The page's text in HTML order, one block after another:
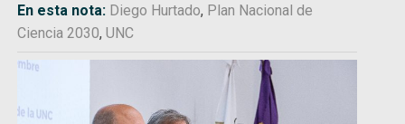
En esta nota: Diego Hurtado, Plan Nacional de
Ciencia 2030,UNC